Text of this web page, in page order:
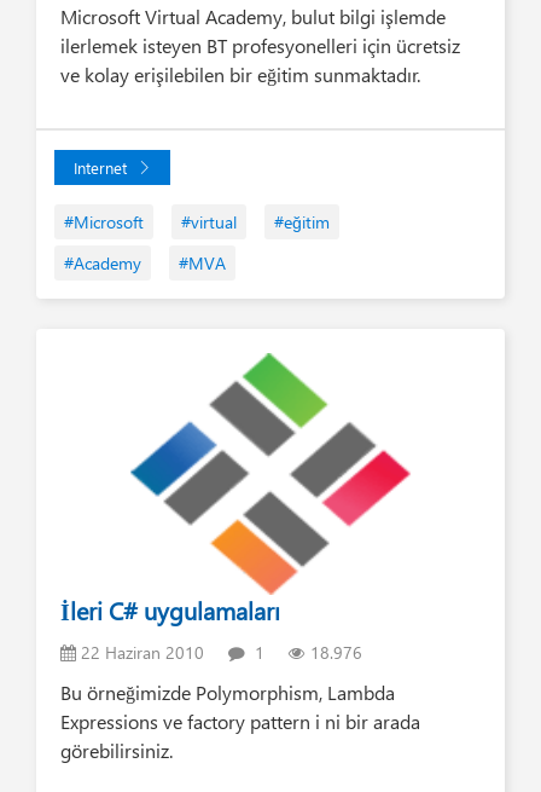
Microsoft Virtual Academy, bulut bilgi işlemde
ilerlemek isteyen BT profesyonelleri için ücretsiz
ve kolay erişilebilen bir eğitim sunmaktadır.
Internet
#Microsoft #virtual
#eğitim
#Academy
#MVA
İleri C# uygulamaları
22 Haziran 2010 1 18.976
Bu örneğimizde Polymorphism, Lambda
Expressions ve factory pattern i ni bir arada
görebilirsiniz.